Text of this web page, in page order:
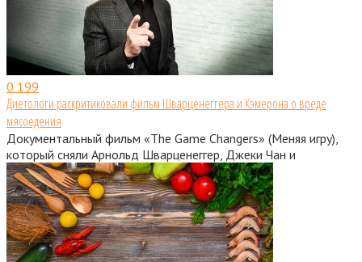
0 199
Диетологи раскритиковали фильм Шварценеггера и Кэмерона о вреде
мясоедения
Документальный фильм «The Game Changers» (Меняя игру),
который сняли Арнольд Шварценеггер, Джеки Чан и